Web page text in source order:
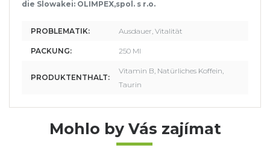
die Slowakei: OLIMPEX,spol. s r.o.
PROBLEMATIK: Ausdauer, Vitalität
PACKUNG: 250 Ml
PRODUKTENTHALT:
Vitamin B, Natürliches Koffein,
Taurin
Mohlo by Vás zajímat